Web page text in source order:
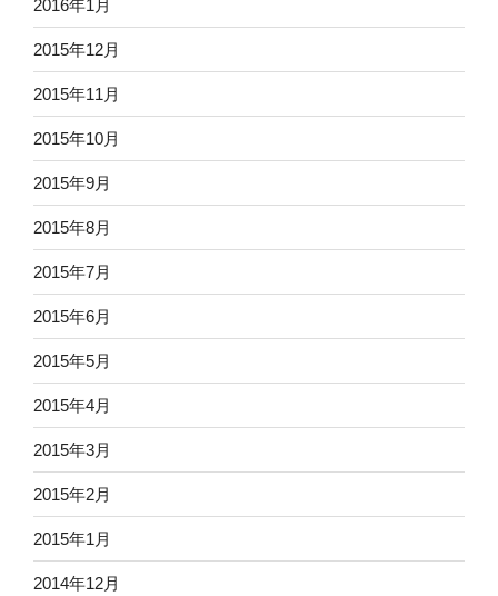
2016年1月
2015年12月
2015年11月
2015年10月
2015年9月
2015年8月
2015年7月
2015年6月
2015年5月
2015年4月
2015年3月
2015年2月
2015年1月
2014年12月